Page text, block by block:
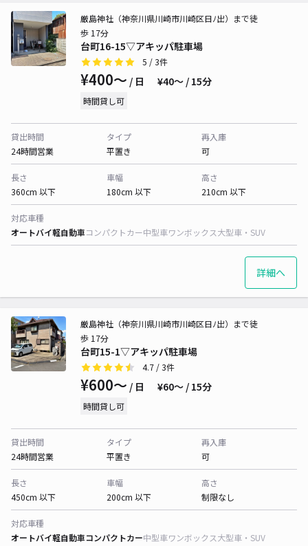
台町16-15▽アキッパ駐車場
厳島神社（神奈川県川崎市川崎区日ﾉ出）まで徒
歩 17分
5 / 3件
¥400〜 / 日 ¥40〜 / 15分
時間貸し可
貸出時間
24時間営業
タイプ
平置き
再入庫
可
長さ
360cm 以下
車幅
180cm 以下
高さ
210cm 以下
対応車種
オートバイ軽自動車コンパクトカー中型車ワンボックス大型車・SUV
詳細へ
台町15-1▽アキッパ駐車場
厳島神社（神奈川県川崎市川崎区日ﾉ出）まで徒
歩 17分
4.7 / 3件
¥600〜 / 日 ¥60〜 / 15分
時間貸し可
貸出時間
24時間営業
タイプ
平置き
再入庫
可
長さ
450cm 以下
車幅
200cm 以下
高さ
制限なし
対応車種
オートバイ軽自動車コンパクトカー中型車ワンボックス大型車・SUV